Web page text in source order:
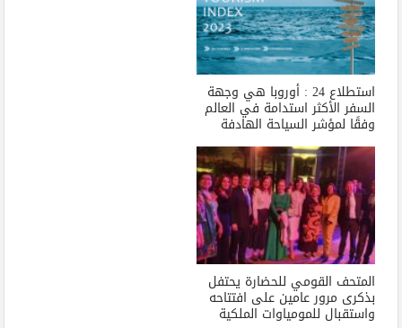
استطلاع 24 : أوروبا هي وجهة
السفر الأكثر استدامة في العالم
وفقًا لمؤشر السياحة الهادفة
المتحف القومي للحضارة يحتفل
بذكرى مرور عامين على افتتاحه
واستقبال للمومياوات الملكية